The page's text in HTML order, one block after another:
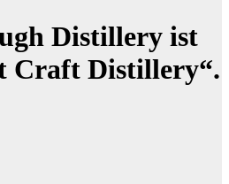
Distillery ist
Craft Distillery“.